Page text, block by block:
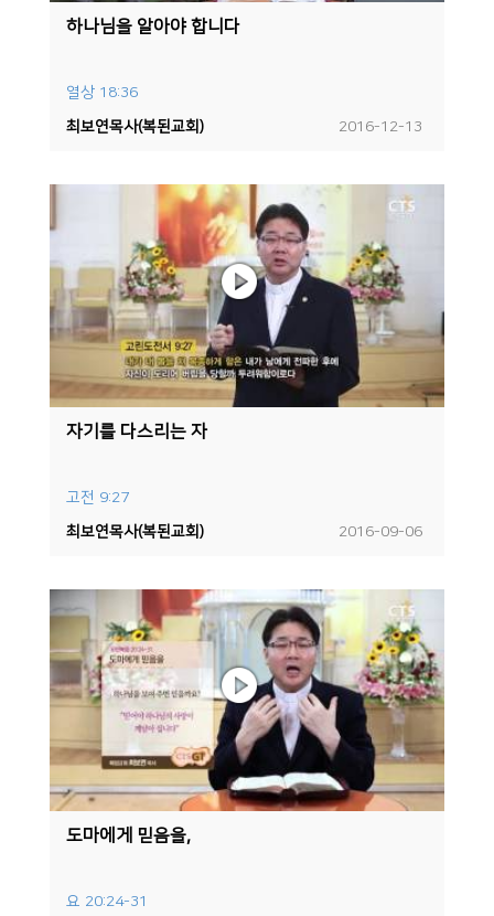
하나님을 알아야 합니다
열상 18:36
2016-12-13
최보연목사(복된교회)
자기를 다스리는 자
고전 9:27
2016-09-06
최보연목사(복된교회)
도마에게 믿음을,
요 20:24-31